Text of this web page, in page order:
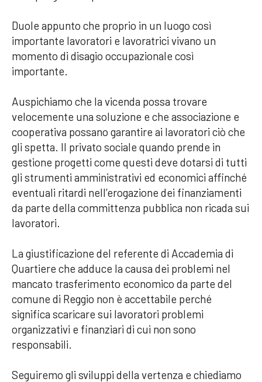
Duole appunto che proprio in un luogo così
importante lavoratori e lavoratrici vivano un
momento di disagio occupazionale così
importante.
Auspichiamo che la vicenda possa trovare
velocemente una soluzione e che associazione e
cooperativa possano garantire ai lavoratori ciò che
gli spetta. Il privato sociale quando prende in
gestione progetti come questi deve dotarsi di tutti
gli strumenti amministrativi ed economici affinché
eventuali ritardi nell’erogazione dei finanziamenti
da parte della committenza pubblica non ricada sui
lavoratori.
La giustificazione del referente di Accademia di
Quartiere che adduce la causa dei problemi nel
mancato trasferimento economico da parte del
comune di Reggio non è accettabile perché
significa scaricare sui lavoratori problemi
organizzativi e finanziari di cui non sono
responsabili.
Seguiremo gli sviluppi della vertenza e chiediamo